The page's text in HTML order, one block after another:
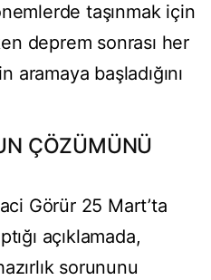
taşınmak için
deprem sonrası her
aramaya başladığını
ÇÖZÜMÜNÜ
Görür 25 Mart’ta
açıklamada,
sorununu